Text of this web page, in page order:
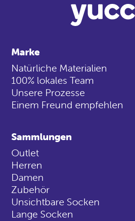
Marke
Natürliche Materialien
100% lokales Team
Unsere Prozesse
Einem Freund empfehlen
Sammlungen
Outlet
Herren
Damen
Zubehör
Unsichtbare Socken
Lange Socken